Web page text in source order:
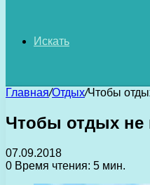
Искать
Главная/Отдых/Чтобы
Чтобы отдых не
07.09.2018
0 Время чтения: 5 мин.